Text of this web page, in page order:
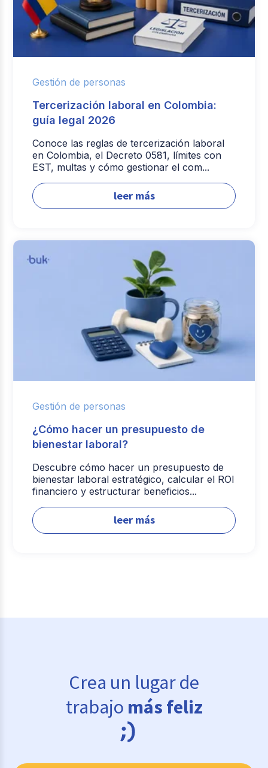
Gestión de personas
Tercerización laboral en Colombia:
guía legal 2026
Conoce las reglas de tercerización laboral
en Colombia, el Decreto 0581, límites con
EST, multas y cómo gestionar el com...
leer más
Gestión de personas
¿Cómo hacer un presupuesto de
bienestar laboral?
Descubre cómo hacer un presupuesto de
bienestar laboral estratégico, calcular el ROI
financiero y estructurar beneficios...
leer más
Crea un lugar de
trabajo más feliz